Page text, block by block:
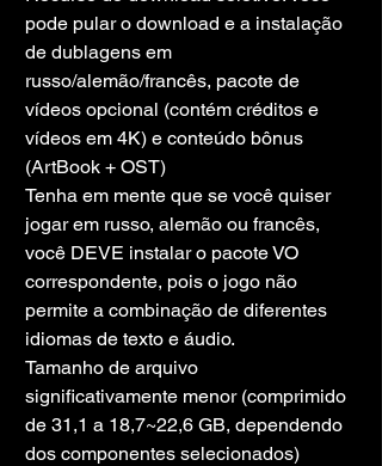
pode pular o download e a instalação
de dublagens em
russo/alemão/francês, pacote de
vídeos opcional (contém créditos e
vídeos em 4K) e conteúdo bônus
(ArtBook + OST)
Tenha em mente que se você quiser
jogar em russo, alemão ou francês,
você DEVE instalar o pacote VO
correspondente, pois o jogo não
permite a combinação de diferentes
idiomas de texto e áudio.
Tamanho de arquivo
significativamente menor (comprimido
de 31,1 a 18,7~22,6 GB, dependendo
dos componentes selecionados)